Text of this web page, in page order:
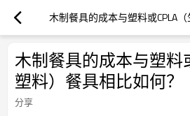
木制餐具的成本与塑料
塑料）餐具相比如何？
分享